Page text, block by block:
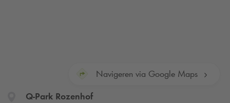
Navigeren via Google Maps
Q-ParkRozenhof